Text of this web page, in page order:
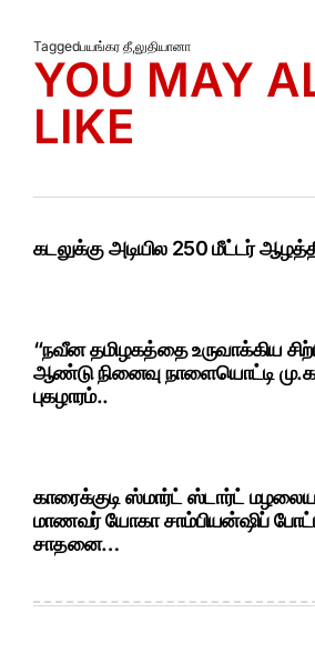
Taggedபயங்கர தீ,லுதியானா
YOU MAY
LIKE
கடலுக்கு அடியில 250 மீட்டர்
“நவீன தமிழகத்தை உருவாக்கிய
ஆண்டு நினைவு நாளையொட்டி
புகழாரம்..
காரைக்குடி ஸ்மார்ட் ஸ்டார்ட்
மாணவர் யோகா சாம்பியன்ஷிப்
சாதனை…